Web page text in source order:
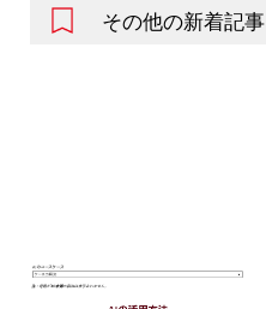
その他の新着記事